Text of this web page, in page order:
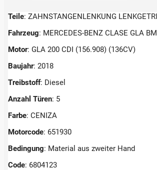
Teile: ZAHNSTANGENLENKUNG
Fahrzeug: MERCEDES-BENZ CLASE GLA
Motor: GLA 200 CDI (156.908) (136CV)
Baujahr: 2018
Treibstoff: Diesel
Anzahl Türen: 5
Farbe: CENIZA
Motorcode: 651930
Bedingung: Material aus zweiter Hand
Code: 6804123